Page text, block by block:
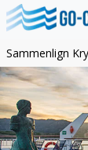
Sammenlign